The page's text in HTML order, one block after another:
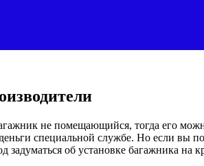
не помещающийся, тогда его
специальной службе. Но если вы
задуматься об установке багажника на